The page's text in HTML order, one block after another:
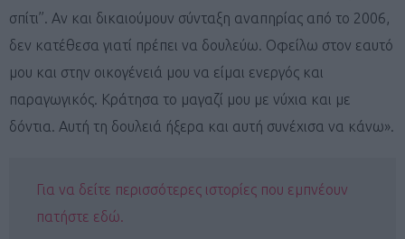
σπίτι’’. Αν και δικαιούμουν σύνταξη αναπηρίας από το 2006,
δεν κατέθεσα γιατί πρέπει να δουλεύω. Οφείλω στον εαυτό
μου και στην οικογένειά μου να είμαι ενεργός και
παραγωγικός. Κράτησα το μαγαζί μου με νύχια και με
δόντια. Αυτή τη δουλειά ήξερα και αυτή συνέχισα να κάνω».
Για να δείτε περισσότερες ιστορίες που εμπνέουν
πατήστε εδώ.